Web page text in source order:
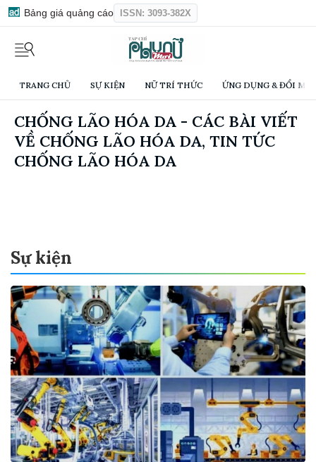
Bảng giá quảng cáo ISSN: 3093-382X
TRANG CHỦ SỰ KIỆN NỮ TRÍ THỨC ỨNG DỤNG & ĐỔI
CHỐNG LÃO HÓA DA - CÁC BÀI VIẾT
VỀ CHỐNG LÃO HÓA DA, TIN TỨC
CHỐNG LÃO HÓA DA
Sự kiện